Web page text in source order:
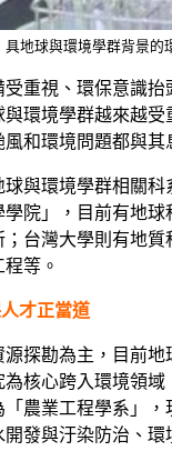
具地球與環境學群背景
重視、環保意識抬
環境學群越來越
和環境問題都與其
與環境學群相關科
院」，目前有地球
台灣大學則有地質
等。
才正當道
探勘為主，目前地
核心跨入環境領
農業工程學系」，
發與汙染防治、